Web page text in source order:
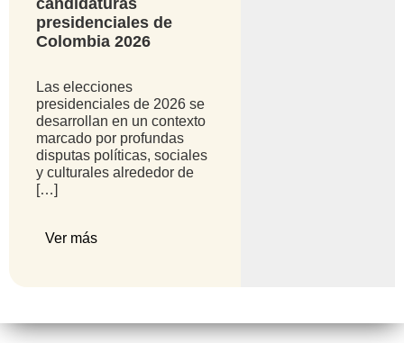
candidaturas
presidenciales de
Colombia 2026
Las elecciones
presidenciales de 2026 se
desarrollan en un contexto
marcado por profundas
disputas políticas, sociales
y culturales alrededor de
[…]
Ver más